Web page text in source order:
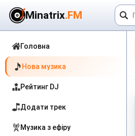
Minatrix.FM
Головна
Нова музика
Рейтинг DJ
Додати трек
Музика з ефіру